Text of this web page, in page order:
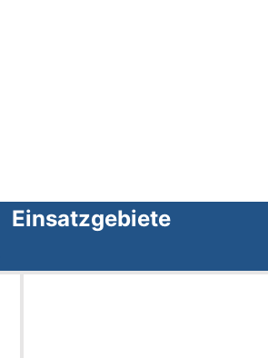
Einsatzgebiete